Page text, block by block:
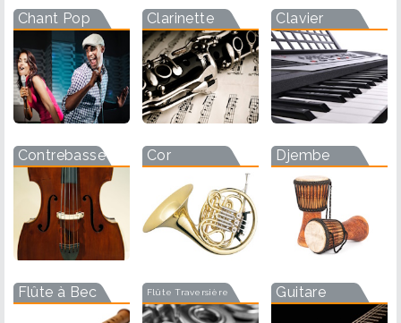
Chant Pop Clarinette Clavier
Contrebasse Cor Djembe
Flûte à Bec Flûte Traversière Guitare